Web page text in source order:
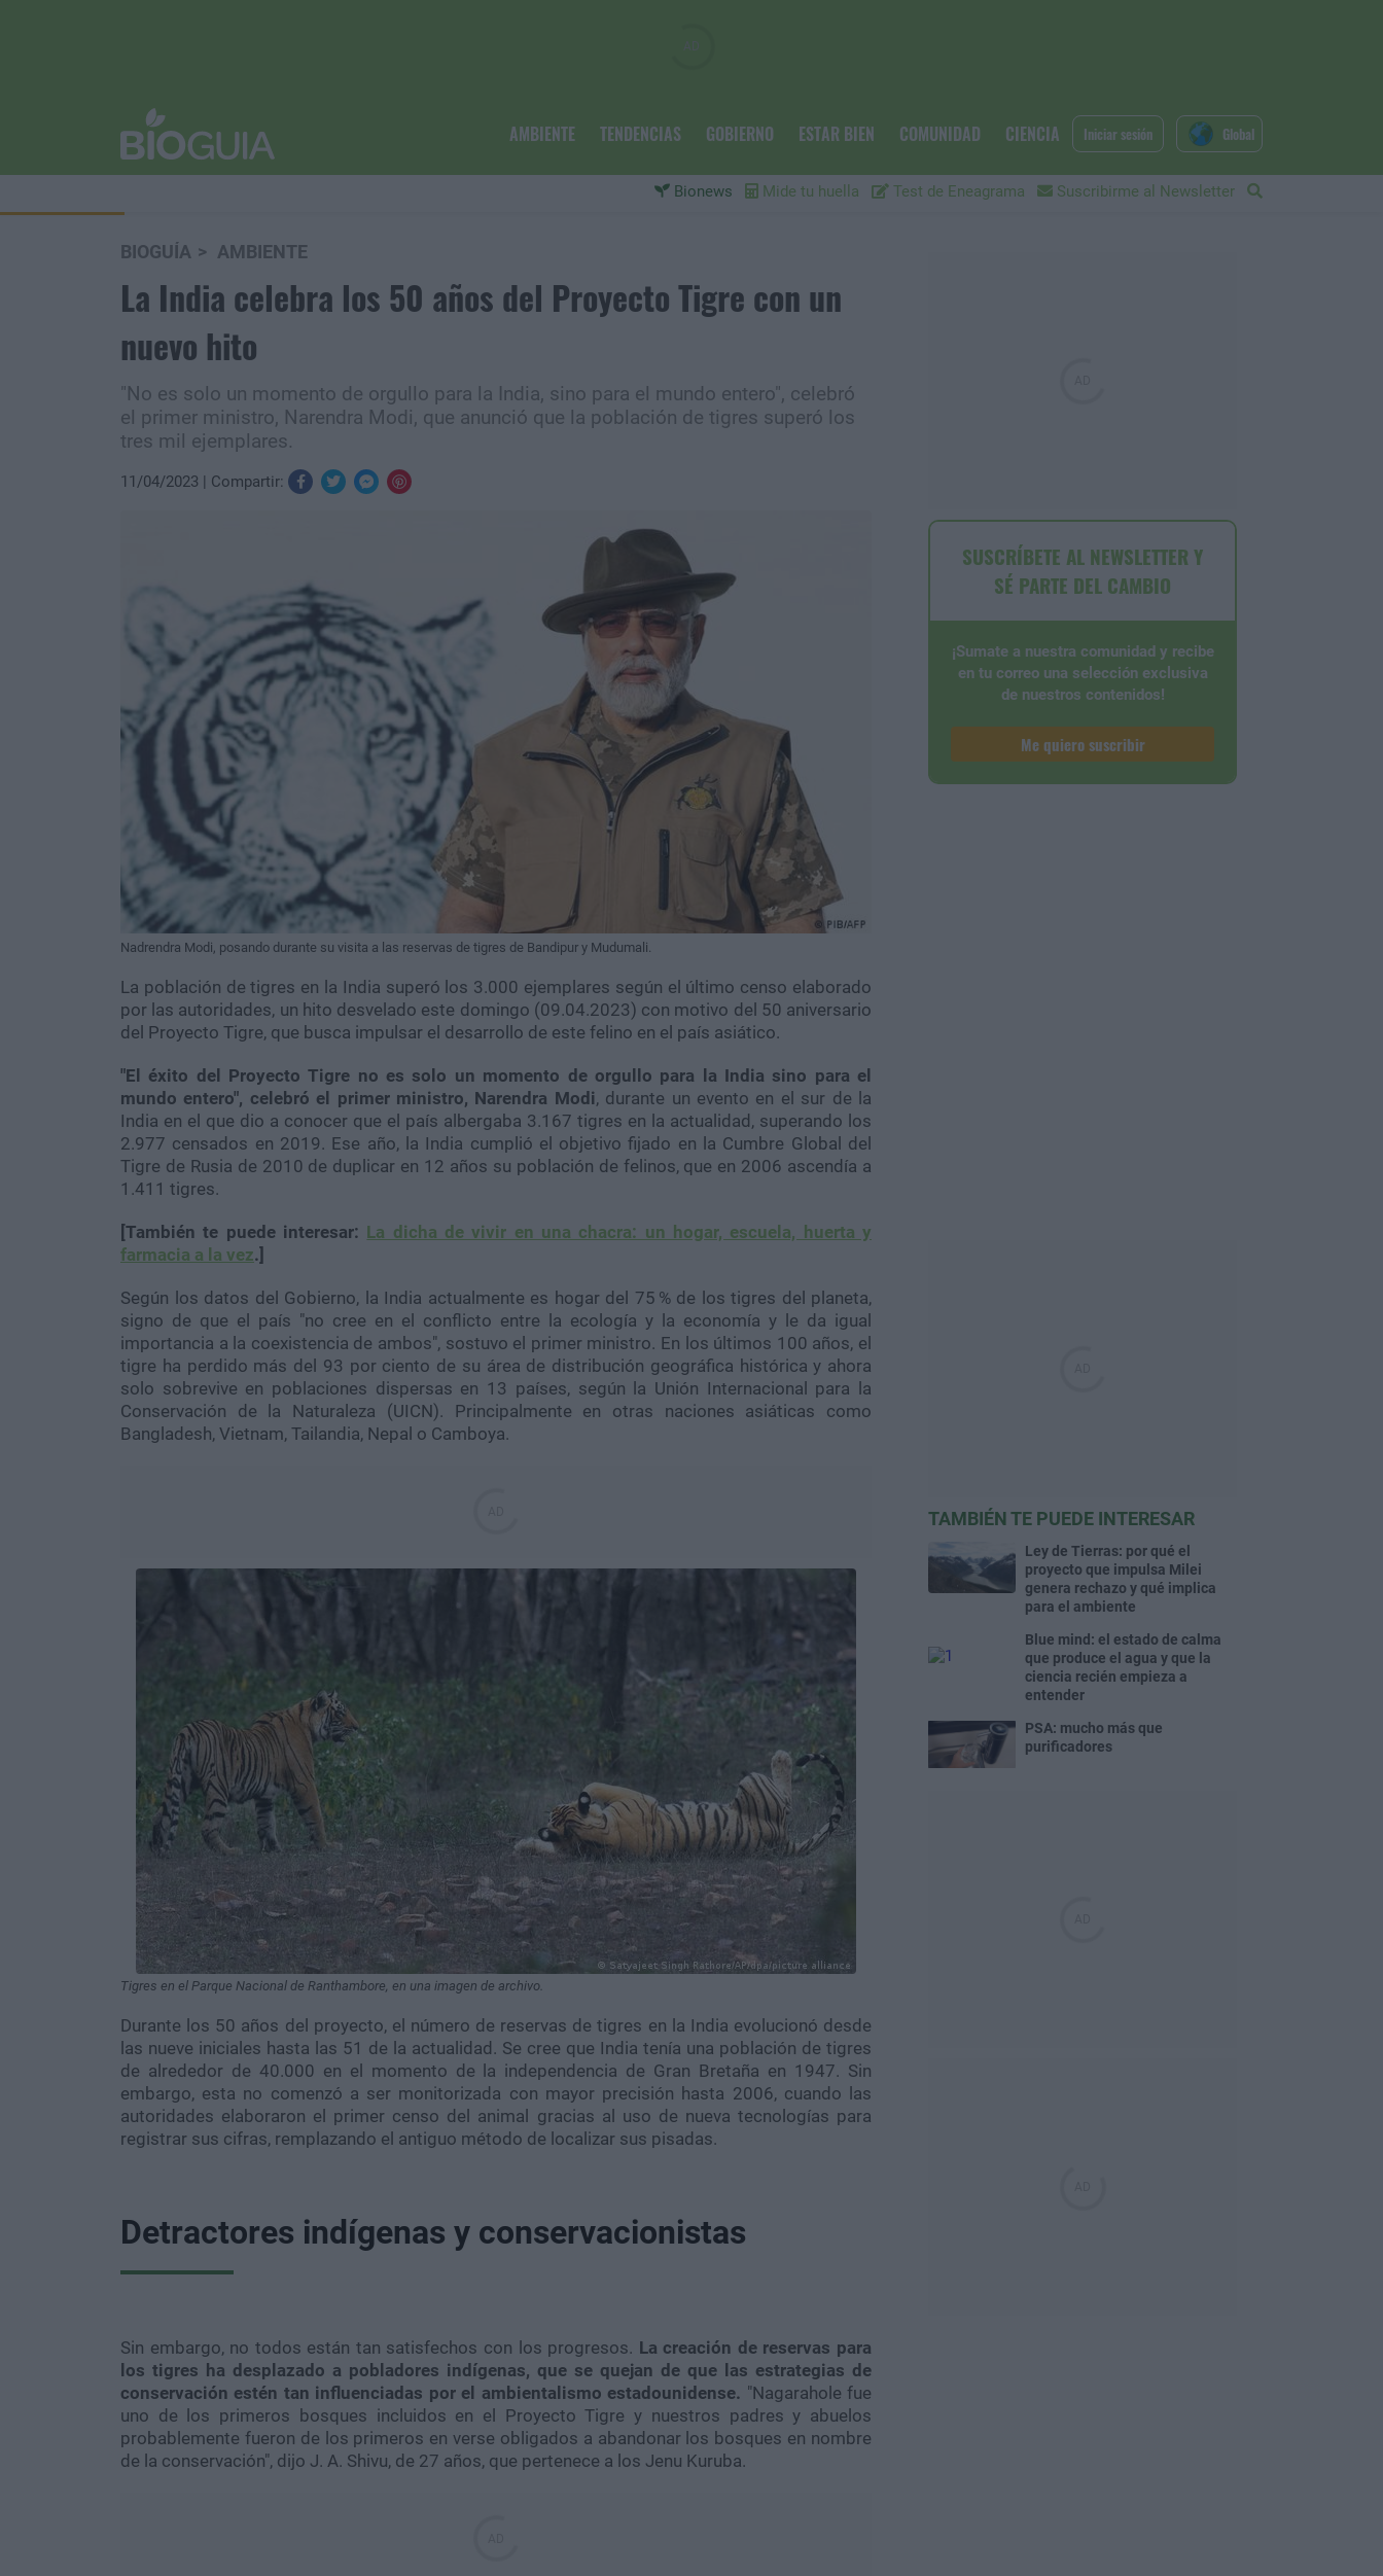
AMBIENTE TENDENCIAS GOBIERNO ESTAR BIEN COMUNIDAD CIENCIA
Bionews Mide tu huella Test de Eneagrama Suscribirme al Newsletter
Iniciar sesión Global
BIOGUÍA AMBIENTE
La India celebra los 50 años del Proyecto Tigre con un
nuevo hito
"No es solo un momento de orgullo para la India, sino para el mundo entero", celebró
el primer ministro, Narendra Modi, que anunció que la población de tigres superó los
tres mil ejemplares.
11/04/2023 Compartir:
Nadrendra Modi, posando durante su visita a las reservas de tigres de Bandipur y Mudumali.
La población de tigres en la India superó los 3.000 ejemplares según el último censo elaborado
por las autoridades, un hito desvelado este domingo (09.04.2023) con motivo del 50 aniversario
del Proyecto Tigre, que busca impulsar el desarrollo de este felino en el país asiático.
"El éxito del Proyecto Tigre no es solo un momento de orgullo para la India sino para el
mundo entero", celebró el primer ministro, Narendra Modi, durante un evento en el sur de la
India en el que dio a conocer que el país albergaba 3.167 tigres en la actualidad, superando los
2.977 censados en 2019. Ese año, la India cumplió el objetivo fijado en la Cumbre Global del
Tigre de Rusia de 2010 de duplicar en 12 años su población de felinos, que en 2006 ascendía a
1.411 tigres.
[También te puede interesar: La dicha de vivir en una chacra: un hogar, escuela, huerta y
farmacia a la vez.]
Según los datos del Gobierno, la India actualmente es hogar del 75 % de los tigres del planeta,
signo de que el país "no cree en el conflicto entre la ecología y la economía y le da igual
importancia a la coexistencia de ambos", sostuvo el primer ministro. En los últimos 100 años, el
tigre ha perdido más del 93 por ciento de su área de distribución geográfica histórica y ahora
solo sobrevive en poblaciones dispersas en 13 países, según la Unión Internacional para la
Conservación de la Naturaleza (UICN). Principalmente en otras naciones asiáticas como
Bangladesh, Vietnam, Tailandia, Nepal o Camboya.
Tigres en el Parque Nacional de Ranthambore, en una imagen de archivo.
Durante los 50 años del proyecto, el número de reservas de tigres en la India evolucionó desde
las nueve iniciales hasta las 51 de la actualidad. Se cree que India tenía una población de tigres
de alrededor de 40.000 en el momento de la independencia de Gran Bretaña en 1947. Sin
embargo, esta no comenzó a ser monitorizada con mayor precisión hasta 2006, cuando las
autoridades elaboraron el primer censo del animal gracias al uso de nueva tecnologías para
registrar sus cifras, remplazando el antiguo método de localizar sus pisadas.
Detractores indígenas y conservacionistas
Sin embargo, no todos están tan satisfechos con los progresos. La creación de reservas para
los tigres ha desplazado a pobladores indígenas, que se quejan de que las estrategias de
conservación estén tan influenciadas por el ambientalismo estadounidense. "Nagarahole fue
uno de los primeros bosques incluidos en el Proyecto Tigre y nuestros padres y abuelos
probablemente fueron de los primeros en verse obligados a abandonar los bosques en nombre
de la conservación", dijo J. A. Shivu, de 27 años, que pertenece a los Jenu Kuruba.
SUSCRÍBETE AL NEWSLETTER Y
SÉ PARTE DEL CAMBIO
¡Sumate a nuestra comunidad y recibe
en tu correo una selección exclusiva
de nuestros contenidos!
Me quiero suscribir
TAMBIÉN TE PUEDE INTERESAR
Ley de Tierras: por qué el
proyecto que impulsa Milei
genera rechazo y qué implica
para el ambiente
Blue mind: el estado de calma
que produce el agua y que la
ciencia recién empieza a
entender
PSA: mucho más que
purificadores